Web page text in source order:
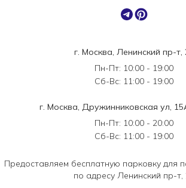
г. Москва, Ленинский пр-т,
Пн-Пт: 10:00 - 19:00
Сб-Вс: 11:00 - 19:00
г. Москва, Дружинниковская ул,
Пн-Пт: 10:00 - 20:00
Сб-Вс: 11:00 - 19:00
Предоставляем бесплатную парковку для
по адресу Ленинский пр-т,